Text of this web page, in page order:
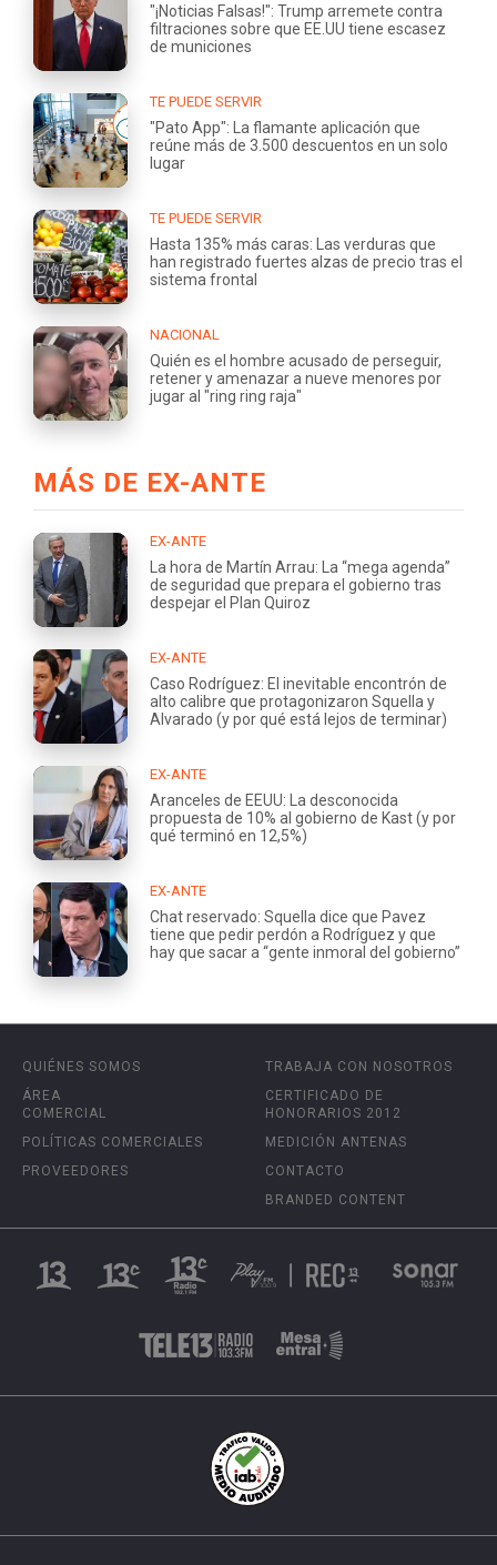
"¡Noticias Falsas!": Trump arremete contra
filtraciones sobre que EE.UU tiene escasez
de municiones
TE PUEDE SERVIR
"Pato App": La flamante aplicación que
reúne más de 3.500 descuentos en un solo
lugar
TE PUEDE SERVIR
Hasta 135% más caras: Las verduras que
han registrado fuertes alzas de precio tras el
sistema frontal
NACIONAL
Quién es el hombre acusado de perseguir,
retener y amenazar a nueve menores por
jugar al "ring ring raja"
MÁS DE EX-ANTE
EX-ANTE
La hora de Martín Arrau: La “mega agenda”
de seguridad que prepara el gobierno tras
despejar el Plan Quiroz
EX-ANTE
Caso Rodríguez: El inevitable encontrón de
alto calibre que protagonizaron Squella y
Alvarado (y por qué está lejos de terminar)
EX-ANTE
Aranceles de EEUU: La desconocida
propuesta de 10% al gobierno de Kast (y por
qué terminó en 12,5%)
EX-ANTE
Chat reservado: Squella dice que Pavez
tiene que pedir perdón a Rodríguez y que
hay que sacar a “gente inmoral del gobierno”
QUIÉNES SOMOS
ÁREA
COMERCIAL
POLÍTICAS COMERCIALES
PROVEEDORES
TRABAJA CON NOSOTROS
CERTIFICADO DE
HONORARIOS 2012
MEDICIÓN ANTENAS
CONTACTO
BRANDED CONTENT